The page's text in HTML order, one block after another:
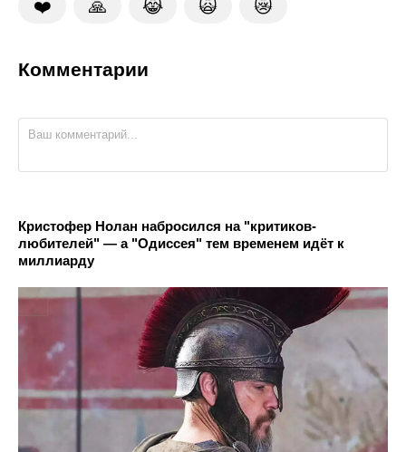
❤️ 🙏 😹 🙀 😿
Комментарии
Кристофер Нолан набросился на "критиков-
любителей" — а "Одиссея" тем временем идёт к
миллиарду